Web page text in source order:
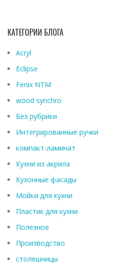
КАТЕГОРИИ БЛОГА
Acryl
Eclipse
Fenix ​​NTM
wood synchro
Без рубрики
Интегрированные ручки
компакт-ламинат
Кухни из акрила
Кухонные фасады
Мойки для кухни
Пластик для кухни
Полезное
Производство
столешницы